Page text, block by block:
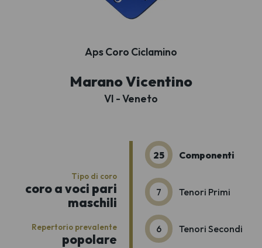
Aps Coro Ciclamino
Marano Vicentino
VI - Veneto
Tipo di coro
coro a voci pari
maschili
Repertorio prevalente
popolare
25 Componenti
7 Tenori Primi
6 Tenori Secondi